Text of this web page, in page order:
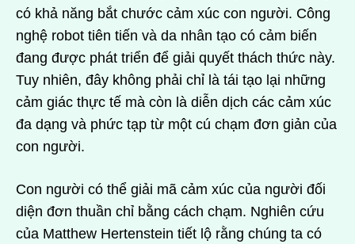
có khả năng bắt chước cảm xúc con người. Công
nghệ robot tiên tiến và da nhân tạo có cảm biến
đang được phát triển để giải quyết thách thức này.
Tuy nhiên, đây không phải chỉ là tái tạo lại những
cảm giác thực tế mà còn là diễn dịch các cảm xúc
đa dạng và phức tạp từ một cú chạm đơn giản của
con người.
Con người có thể giải mã cảm xúc của người đối
diện đơn thuần chỉ bằng cách chạm. Nghiên cứu
của Matthew Hertenstein tiết lộ rằng chúng ta có